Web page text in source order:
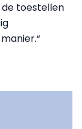
de toestellen